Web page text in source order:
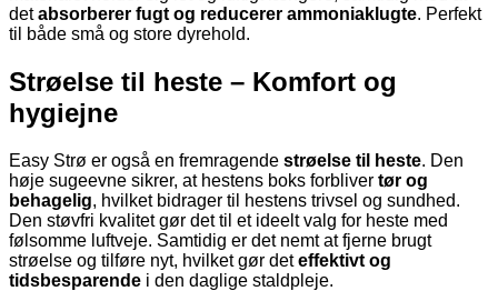
detabsorberer fugt og reducerer ammoniaklugte. Perfekt
til både små og store dyrehold.
Strøelse til heste – Komfort og
hygiejne
Easy Strø er også en fremragende strøelse til heste. Den
høje sugeevne sikrer, at hestens boks forbliver tør og
behagelig, hvilket bidrager til hestens trivsel og sundhed.
Den støvfri kvalitet gør det til et ideelt valg for heste med
følsomme luftveje. Samtidig er det nemt at fjerne brugt
strøelse og tilføre nyt, hvilket gør deteffektivt og
tidsbesparende i den daglige staldpleje.